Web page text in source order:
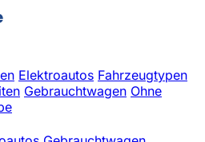
Elektroautos Fahrzeugtypen
Gebrauchtwagen Ohne